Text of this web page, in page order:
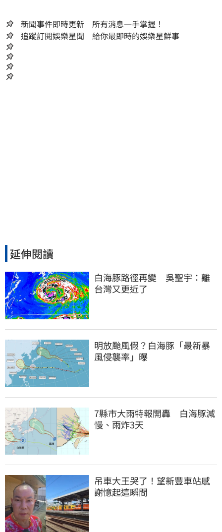
新聞事件即時更新 所有消息一手掌握！
追蹤訂閱娛樂星聞 給你最即時的娛樂星鮮事
延伸閱讀
白海豚路徑再變　吳聖宇：離
台灣又更近了
明放颱風假？白海豚「最新暴
風侵襲率」曝
7縣市大雨特報開轟　白海豚減
慢、雨炸3天
吊車大王哭了！望新豐車站感
謝憶起這瞬間